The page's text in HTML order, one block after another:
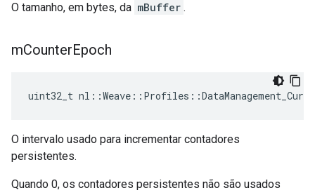
O tamanho, em bytes, da mBuffer .
mCounterEpoch
uint32_t
O intervalo usado para incrementar contadores
persistentes.
Quando 0, os contadores persistentes não são usados